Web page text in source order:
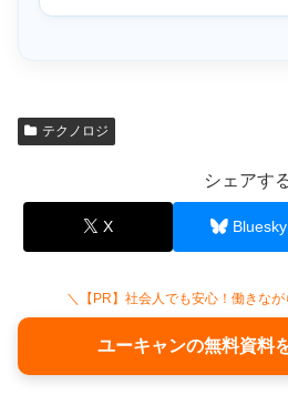
テクノロジ
シェアす
X Bluesky
＼【PR】社会人でも安心！働きな
ユーキャンの無料資料